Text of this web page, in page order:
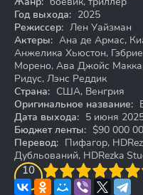
Год выхода: 2025
Режиссер: Лен Уайзман
Актеры: Ана де Армас,
Анжелика Хьюстон,
Морено, Ава Джойс
Ридус, Лэнс Реддик
Страна: США, Венгрия
Оригинальное название:
Дата выхода: 5 июня
Бюджет ленты: $90 000
Перевод: Пифагор,
Дубльований, HDRezka
10
4 5 6 7 8 9 10